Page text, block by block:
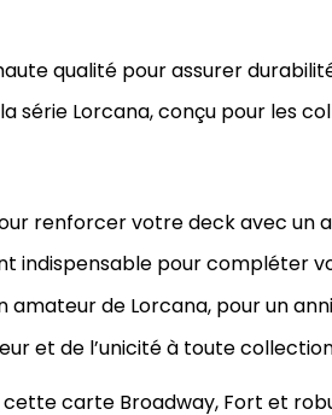
qualité pour assurer
série Lorcana, conçu pour les
renforcer votre deck avec un
indispensable pour compléter
de Lorcana, pour un
et de l’unicité à toute
cette carte Broadway, Fort et